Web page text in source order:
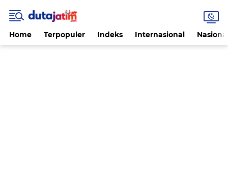
Home Terpopuler Indeks Internasional